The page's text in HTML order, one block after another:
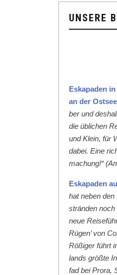
UNSERE
Eska­paden
an der
ber und
die üblichen
und Klein, für
dabei. Eine
machung!“
Eska­paden
hat neben
strän­den
neue
Rügen’ von
Rößiger führt
lands größte
fad bei Pro­ra,